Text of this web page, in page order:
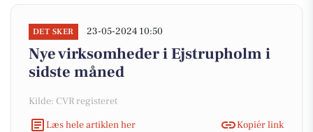
DET SKER 23-05-2024 10:50
Nye virksomheder i Ejstrupholm i
sidste måned
Kilde: CVR registeret
Læs hele artiklen her
Kopiér link